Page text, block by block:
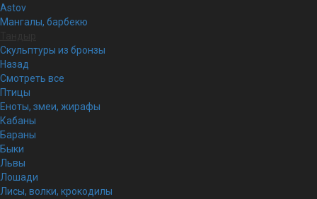
Astov
Мангалы, барбекю
Скульптуры из бронзы
Назад
Смотреть все
Птицы
Еноты, змеи, жирафы
Кабаны
Бараны
Быки
Львы
Лошади
Лисы, волки, крокодилы